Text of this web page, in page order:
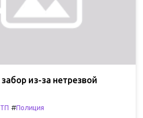
из-за нетрезвой
#Полиция